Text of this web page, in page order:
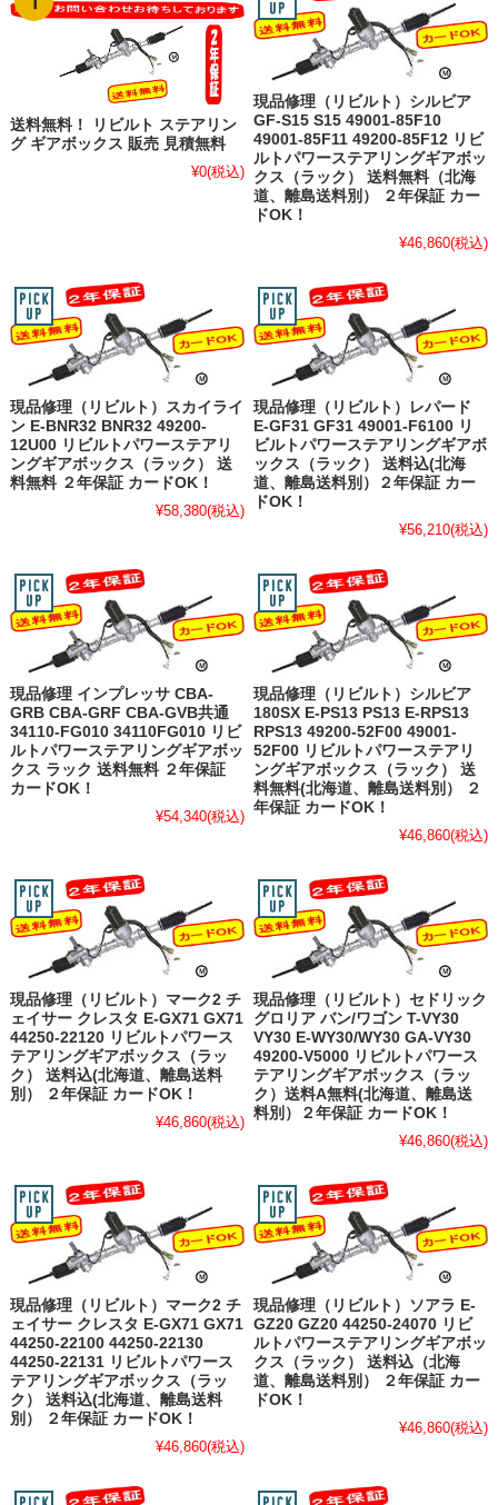
送料無料！ リビルト ステアリン
グ ギアボックス 販売 見積無料
¥0(税込)
現品修理（リビルト）シルビア
GF-S15 S15 49001-85F10
49001-85F11 49200-85F12 リビ
ルトパワーステアリングギアボッ
クス（ラック） 送料無料（北海
道、離島送料別） ２年保証 カー
ドOK！
¥46,860(税込)
現品修理（リビルト）スカイライ
ン E-BNR32 BNR32 49200-
12U00 リビルトパワーステアリ
ングギアボックス（ラック） 送
料無料 ２年保証 カードOK！
¥58,380(税込)
現品修理（リビルト）レパード
E-GF31 GF31 49001-F6100 リ
ビルトパワーステアリングギアボ
ックス（ラック） 送料込(北海
道、離島送料別）２年保証 カー
ドOK！
¥56,210(税込)
現品修理 インプレッサ CBA-
GRB CBA-GRF CBA-GVB共通
34110-FG010 34110FG010 リビ
ルトパワーステアリングギアボッ
クス ラック 送料無料 ２年保証
カードOK！
¥54,340(税込)
現品修理（リビルト）シルビア
180SX E-PS13 PS13 E-RPS13
RPS13 49200-52F00 49001-
52F00 リビルトパワーステアリ
ングギアボックス（ラック） 送
料無料(北海道、離島送料別） ２
年保証 カードOK！
¥46,860(税込)
現品修理（リビルト）マーク2 チ
ェイサー クレスタ E-GX71 GX71
44250-22120 リビルトパワース
テアリングギアボックス（ラッ
ク） 送料込(北海道、離島送料
別） ２年保証 カードOK！
¥46,860(税込)
現品修理（リビルト）セドリック
グロリア バン/ワゴン T-VY30
VY30 E-WY30/WY30 GA-VY30
49200-V5000 リビルトパワース
テアリングギアボックス（ラッ
ク）送料A無料(北海道、離島送
料別）２年保証 カードOK！
¥46,860(税込)
現品修理（リビルト）マーク2 チ
ェイサー クレスタ E-GX71 GX71
44250-22100 44250-22130
44250-22131 リビルトパワース
テアリングギアボックス（ラッ
ク） 送料込(北海道、離島送料
別） ２年保証 カードOK！
¥46,860(税込)
現品修理（リビルト）ソアラ E-
GZ20 GZ20 44250-24070 リビ
ルトパワーステアリングギアボッ
クス（ラック） 送料込（北海
道、離島送料別） ２年保証 カー
ドOK！
¥46,860(税込)